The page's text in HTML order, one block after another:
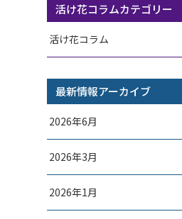
活け花コラムカテゴリー
活け花コラム
最新情報アーカイブ
2026年6月
2026年3月
2026年1月